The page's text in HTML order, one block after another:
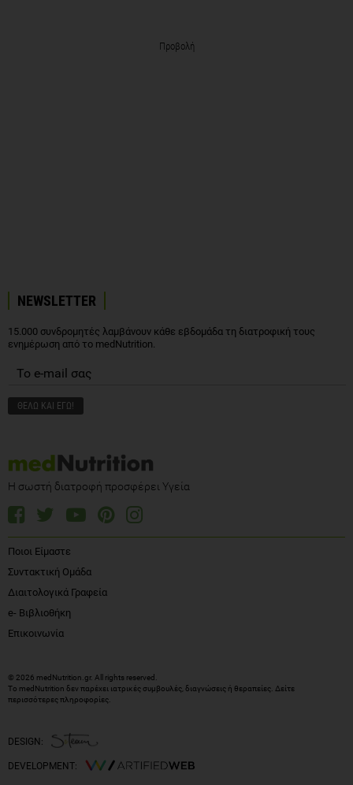
Προβολή
NEWSLETTER
15.000 συνδρομητές λαμβάνουν κάθε εβδομάδα τη διατροφική τους
ενημέρωση από το medNutrition.
Η σωστή διατροφή προσφέρει Υγεία
Ποιοι Είμαστε
Συντακτική Ομάδα
Διαιτολογικά Γραφεία
e- Βιβλιοθήκη
Επικοινωνία
© 2026 medNutrition.gr. All rights reserved.
Το medNutrition δεν παρέχει ιατρικές συμβουλές, διαγνώσεις ή θεραπείες. Δείτε
περισσότερες πληροφορίες
DESIGN:
DEVELOPMENT: